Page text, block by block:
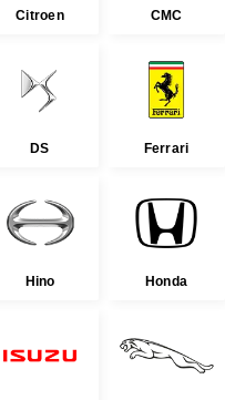
Citroen CMC
DS Ferrari
Hino Honda